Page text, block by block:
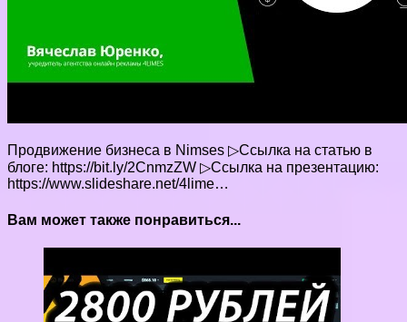
Продвижение бизнеса в Nimses ▷Ссылка на статью в
блоге: https://bit.ly/2CnmzZW ▷Ссылка на презентацию:
https://www.slideshare.net/4lime…
Вам может также понравиться...